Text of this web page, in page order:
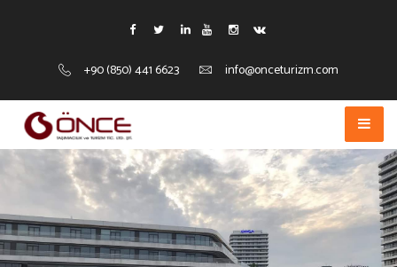
+90 (850) 441 6623 info@onceturizm.com